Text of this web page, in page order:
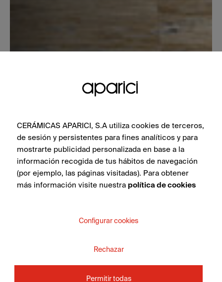
CERÁMICAS APARICI, S.A utiliza cookies de terceros,
de sesión y persistentes para fines analíticos y para
mostrarte publicidad personalizada en base a la
información recogida de tus hábitos de navegación
(por ejemplo, las páginas visitadas). Para obtener
más información visite nuestra política de cookies
Configurar cookies
Rechazar
Permitir todas